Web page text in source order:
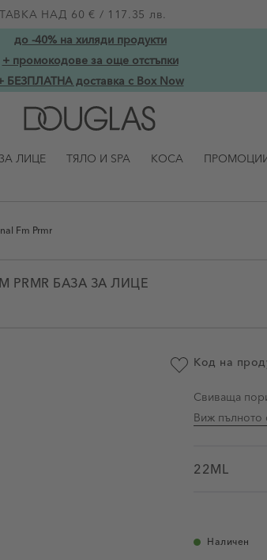
НАД 60 € / 117.35 лв.
до -40% на хиляди продукти
+ промокодове за още отстъпки
БЕЗПЛАТНА доставка с Box Now
ЛИЦЕ ТЯЛО И SPA КОСА
Fm Prmr
PRMR БАЗА ЗА ЛИЦЕ
Добави в любими
Код на
Свиваща
Виж пълното
22ML
Наличен